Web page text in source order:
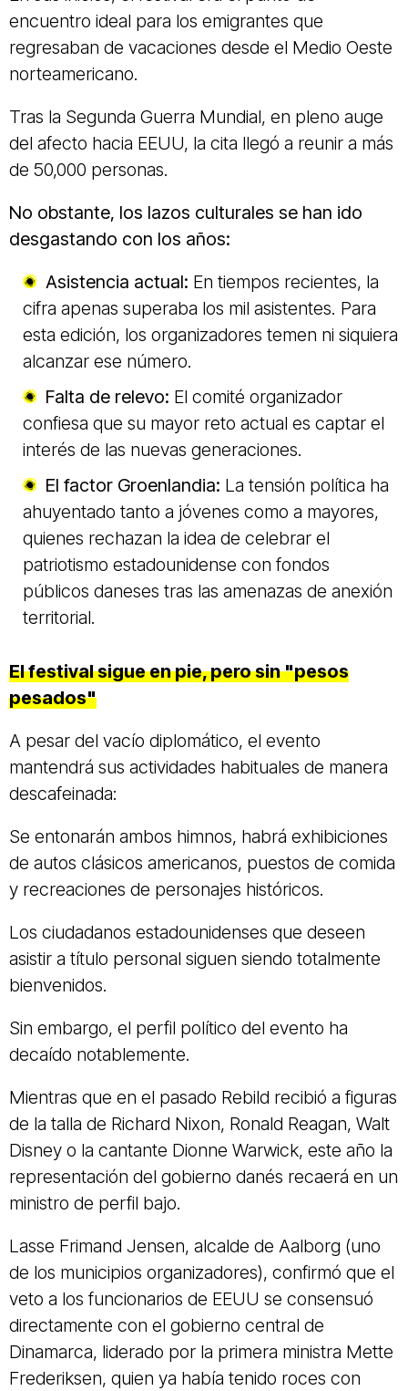
encuentro ideal para los emigrantes que
regresaban de vacaciones desde el Medio Oeste
norteamericano.
Tras la Segunda Guerra Mundial, en pleno auge
del afecto hacia EEUU, la cita llegó a reunir a más
de 50,000 personas.
No obstante, los lazos culturales se han ido
desgastando con los años:
Asistencia actual: En tiempos recientes, la
cifra apenas superaba los mil asistentes. Para
esta edición, los organizadores temen ni siquiera
alcanzar ese número.
Falta de relevo: El comité organizador
confiesa que su mayor reto actual es captar el
interés de las nuevas generaciones.
El factor Groenlandia: La tensión política ha
ahuyentado tanto a jóvenes como a mayores,
quienes rechazan la idea de celebrar el
patriotismo estadounidense con fondos
públicos daneses tras las amenazas de anexión
territorial.
El festival sigue en pie, pero sin "pesos
pesados"
A pesar del vacío diplomático, el evento
mantendrá sus actividades habituales de manera
descafeinada:
Se entonarán ambos himnos, habrá exhibiciones
de autos clásicos americanos, puestos de comida
y recreaciones de personajes históricos.
Los ciudadanos estadounidenses que deseen
asistir a título personal siguen siendo totalmente
bienvenidos.
Sin embargo, el perfil político del evento ha
decaído notablemente.
Mientras que en el pasado Rebild recibió a figuras
de la talla de Richard Nixon, Ronald Reagan, Walt
Disney o la cantante Dionne Warwick, este año la
representación del gobierno danés recaerá en un
ministro de perfil bajo.
Lasse Frimand Jensen, alcalde de Aalborg (uno
de los municipios organizadores), confirmó que el
veto a los funcionarios de EEUU se consensuó
directamente con el gobierno central de
Dinamarca, liderado por la primera ministra Mette
Frederiksen, quien ya había tenido roces con